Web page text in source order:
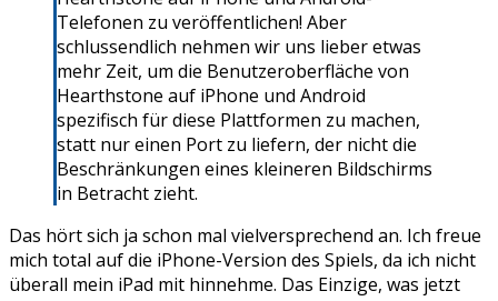
Telefonen zu veröffentlichen! Aber
schlussendlich nehmen wir uns lieber etwas
mehr Zeit, um die Benutzeroberfläche von
Hearthstone auf iPhone und Android
spezifisch für diese Plattformen zu machen,
statt nur einen Port zu liefern, der nicht die
Beschränkungen eines kleineren Bildschirms
in Betracht zieht.
Das hört sich ja schon mal vielversprechend an. Ich freue
mich total auf die iPhone-Version des Spiels, da ich nicht
überall mein iPad mit hinnehme. Das Einzige, was jetzt